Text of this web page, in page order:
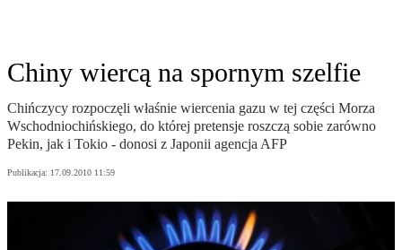
Chiny wiercą na spornym szelfie
Chińczycy rozpoczęli właśnie wiercenia gazu w tej części Morza
Wschodniochińskiego, do której pretensje roszczą sobie zarówno
Pekin, jak i Tokio - donosi z Japonii agencja AFP
Publikacja: 17.09.2010 11:59